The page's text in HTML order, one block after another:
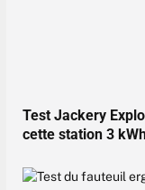
Test Jackery
cette station 3